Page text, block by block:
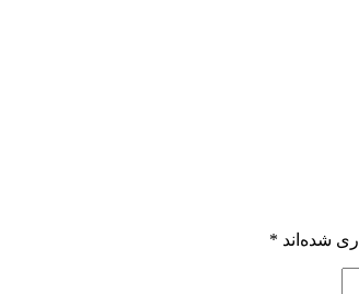
شده‌اند *